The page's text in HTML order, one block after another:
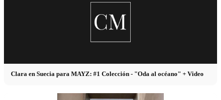
Clara en Suecia para MAYZ: #1 Colección - "Oda al océano" + Video